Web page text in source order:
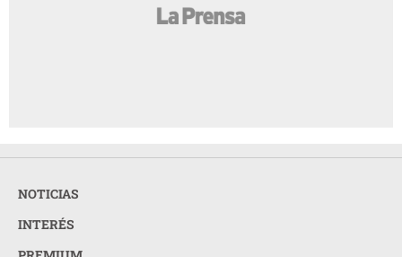
NOTICIAS
INTERÉS